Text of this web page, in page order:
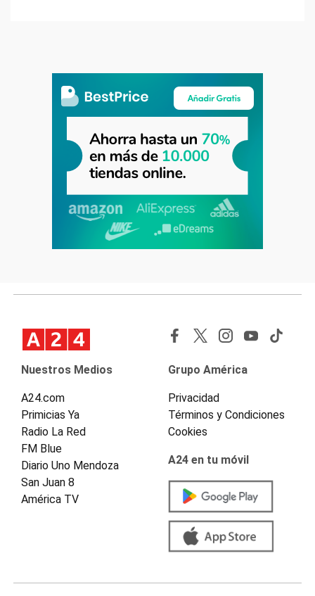
Nuestros Medios
A24.com
Primicias Ya
Radio La Red
FM Blue
Diario Uno Mendoza
San Juan 8
América TV
Grupo América
Privacidad
Términos y Condiciones
Cookies
A24 en tu móvil